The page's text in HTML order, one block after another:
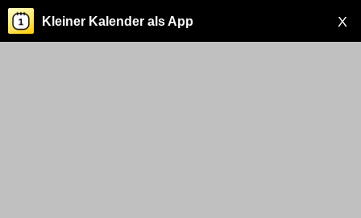
X
Kleiner Kalender als App